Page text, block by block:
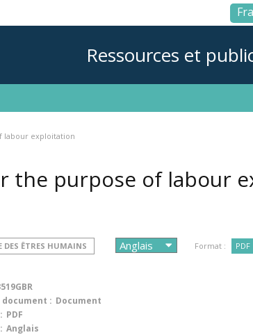
Ressources et
labour exploitation
the purpose of labour
DES ÊTRES HUMAINS Format : PDF
document : Document
PDF
Anglais